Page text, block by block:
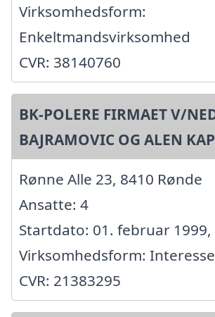
Virksomhedsform:
Enkeltmandsvirksomhed
CVR: 38140760
BK-POLERE FIRMAET V/
BAJRAMOVIC OG ALEN
Rønne Alle 23, 8410 Rønde
Ansatte: 4
Startdato: 01. februar 1999,
Virksomhedsform:
CVR: 21383295